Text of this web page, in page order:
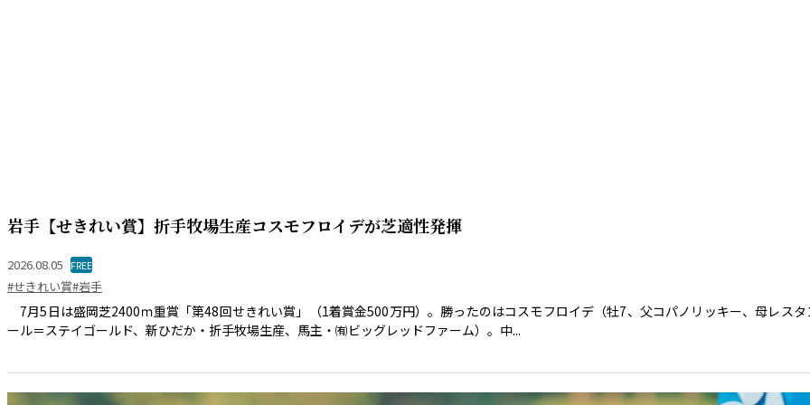
岩手【せきれい賞】折手牧場生産コスモフロイデが芝適性発揮
2026.08.05 FREE
#せきれい賞#岩手
7月5日は盛岡芝2400ｍ重賞「第48回せきれい賞」（1着賞金500万円）。勝ったのはコスモフロイデ（牡7、父コパノリッキー、母レスタ
ール＝ステイゴールド、新ひだか・折手牧場生産、馬主・㈲ビッグレッドファーム）。中...